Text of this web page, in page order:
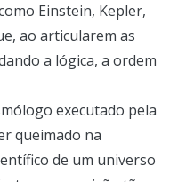
Einstein, Kepler,
ao articularem as
a lógica, a ordem
executado pela
queimado na
de um universo